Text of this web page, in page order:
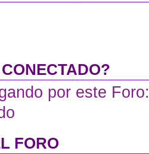
por este
FORO